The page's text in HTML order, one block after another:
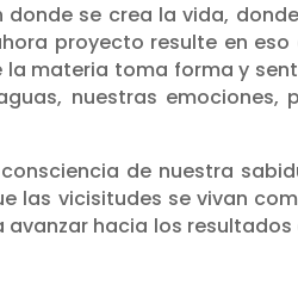
se crea la vida,
proyecto resulte en eso
la materia toma forma y
nuestras emociones,
de nuestra
las vicisitudes se vivan
hacia los resultados